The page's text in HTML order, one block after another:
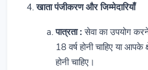
खाता पंजीकरण और जिम्मेदारियाँ
पात्रता : सेवा का उपयोग
18 वर्ष होनी चाहिए या
होनी चाहिए।